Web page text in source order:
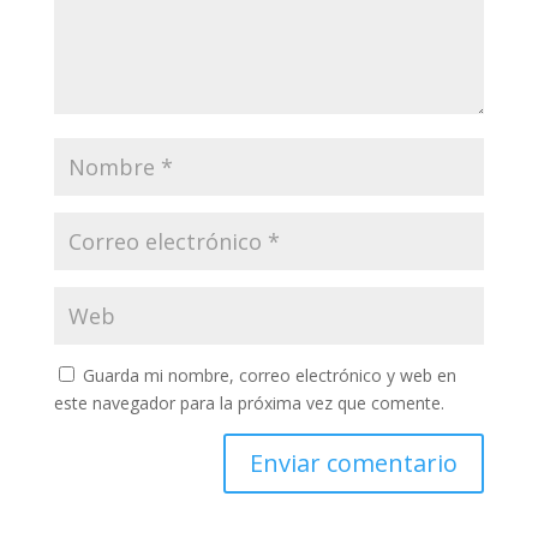
Guarda mi nombre, correo electrónico y web en
este navegador para la próxima vez que comente.